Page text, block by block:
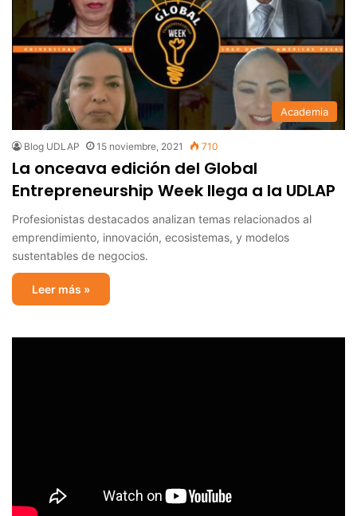
Academia
Blog UDLAP 15 noviembre, 2021 710
La onceava edición del Global
Entrepreneurship Week llega a la UDLAP
Profesionistas destacados analizan temas relacionados al
emprendimiento, innovación, ecosistemas, y modelos
sustentables de negocios.
Leer más »